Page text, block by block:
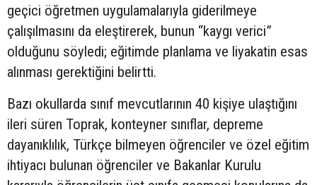
geçici öğretmen uygulamalarıyla giderilmeye
çalışılmasını da eleştirerek, bunun “kaygı verici”
olduğunu söyledi; eğitimde planlama ve liyakatin esas
alınması gerektiğini belirtti.
Bazı okullarda sınıf mevcutlarının 40 kişiye ulaştığını
ileri süren Toprak, konteyner sınıflar, depreme
dayanıklılık, Türkçe bilmeyen öğrenciler ve özel eğitim
ihtiyacı bulunan öğrenciler ve Bakanlar Kurulu